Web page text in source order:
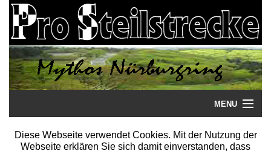
MENU
Startseite
Diese Webseite verwendet Cookies. Mit der Nutzung der
Webseite erklären Sie sich damit einverstanden, dass